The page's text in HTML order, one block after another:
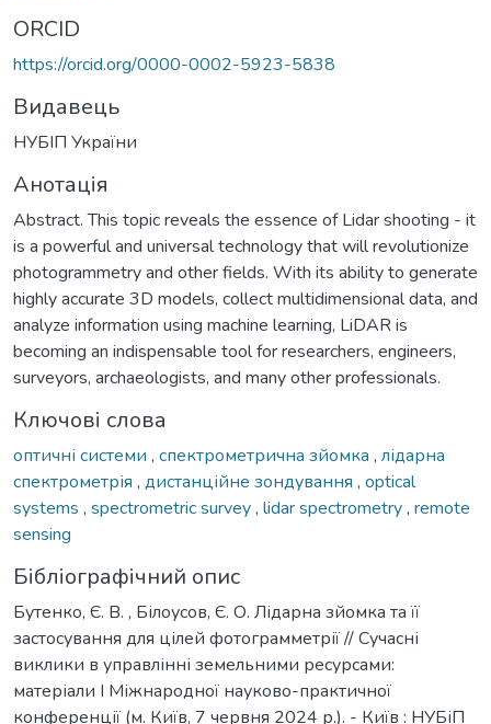
ORCID
https://orcid.org/0000-0002-5923-5838
Видавець
НУБІП України
Анотація
Abstract. This topic reveals the essence of Lidar shooting - it
is a powerful and universal technology that will revolutionize
photogrammetry and other fields. With its ability to generate
highly accurate 3D models, collect multidimensional data, and
analyze information using machine learning, LiDAR is
becoming an indispensable tool for researchers, engineers,
surveyors, archaeologists, and many other professionals.
Ключові слова
оптичні системи , спектрометрична зйомка , лідарна
спектрометрія , дистанційне зондування , optical
systems , spectrometric survey, lidar spectrometry, remote
sensing
Бібліографічний опис
Бутенко, Є. В. , Білоусов, Є. О. Лідарна зйомка та її
застосування для цілей фотограмметрії // Сучасні
виклики в управлінні земельними ресурсами:
матеріали І Міжнародної науково-практичної
конференції (м. Київ, 7 червня 2024 р.). - Київ : НУБіП